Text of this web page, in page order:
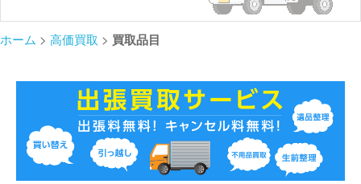
ホーム > 高価買取 > 買取品目